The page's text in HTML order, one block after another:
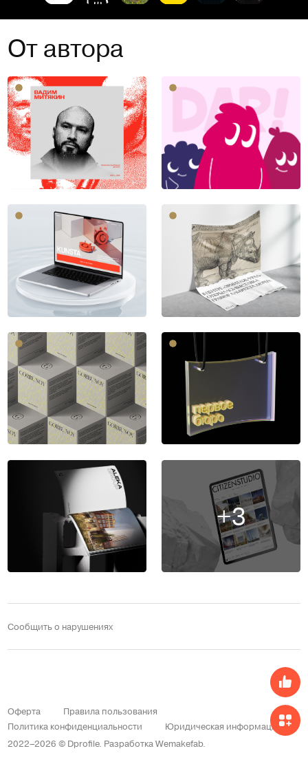
От автора
+3
Сообщить о нарушениях
2022–2026 © Dprofile. РазработкаWemakefab.
Оферта
Правила пользования
Политика конфиденциальности
Юридическая информация